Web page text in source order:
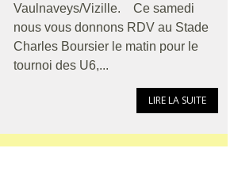
Vaulnaveys/Vizille. Ce samedi
nous vous donnons RDV au Stade
Charles Boursier le matin pour le
tournoi des U6,...
LIRE LA SUITE